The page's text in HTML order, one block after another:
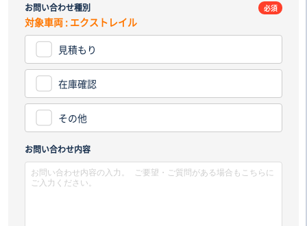
お問い合わせ種別 必須
対象車両 : エクストレイル
見積もり
在庫確認
その他
お問い合わせ内容